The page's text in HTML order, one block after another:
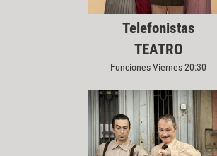
Telefonistas
TEATRO
Funciones Viernes 20:30